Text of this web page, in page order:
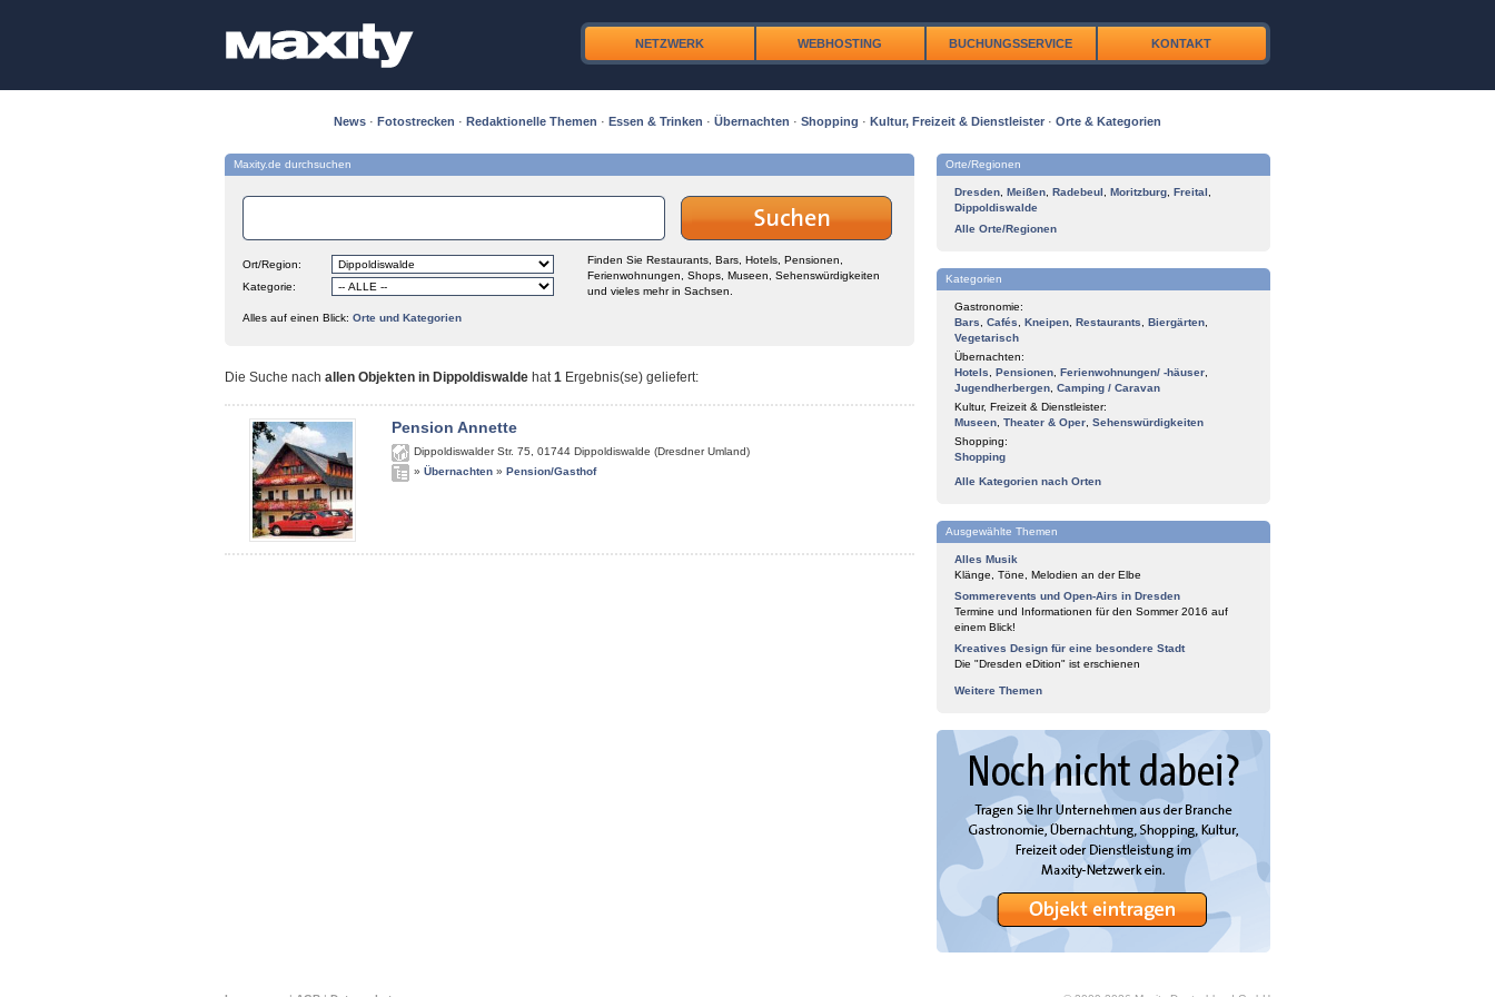
NETZWERK WEBHOSTING BUCHUNGSSERVICE KONTAKT
News · Fotostrecken · Redaktionelle Themen · Essen & Trinken · Übernachten · Shopping · Kultur, Freizeit & Dienstleister · Orte & Kategorien
Maxity.de durchsuchen
Ort/Region:
Kategorie:
Finden Sie Restaurants, Bars, Hotels, Pensionen,
Ferienwohnungen, Shops, Museen, Sehenswürdigkeiten
und vieles mehr in Sachsen.
Alles auf einen Blick: Orte und Kategorien
Die Suche nach allen Objekten in Dippoldiswalde hat1 Ergebnis(se) geliefert:
Pension Annette
Dippoldiswalder Str. 75 01744 Dippoldiswalde (Dresdner Umland)
» Übernachten » Pension/Gasthof
Orte/Regionen
Dresden Meißen Radebeul Moritzburg Freital
Dippoldiswalde
Alle Orte/Regionen
Kategorien
Gastronomie:
Bars
Cafés Kneipen Restaurants Biergärten
Vegetarisch
Übernachten:
Hotels
Pensionen Ferienwohnungen/ -häuser
Jugendherbergen Camping / Caravan
Kultur, Freizeit & Dienstleister:
Museen Theater & Oper Sehenswürdigkeiten
Shopping:
Shopping
Alle Kategorien nach Orten
Ausgewählte Themen
Alles Musik
Klänge, Töne, Melodien an der Elbe
Sommerevents und Open-Airs in Dresden
Termine und Informationen für den Sommer 2016 auf
einem Blick!
Kreatives Design für eine besondere Stadt
Die "Dresden eDition" ist erschienen
Weitere Themen